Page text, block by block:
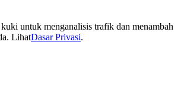
untuk menganalisis trafik dan menambah
LihatDasar Privasi.